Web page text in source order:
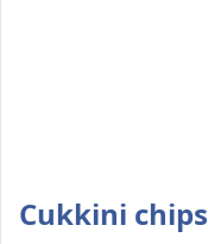
Cukkini chips